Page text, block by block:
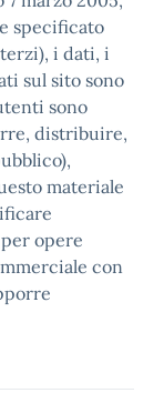
specificato
i dati, i
sul sito sono
sono
distribuire,
materiale
opere
con